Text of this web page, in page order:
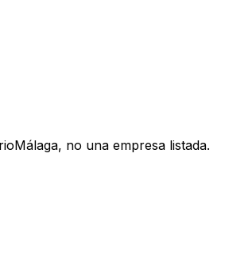
no una empresa listada.